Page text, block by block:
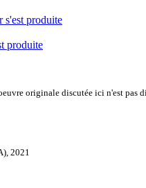
s'est produite
produite
originale discutée ici n'est pas
2021